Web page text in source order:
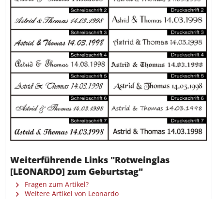
Weiterführende Links "Rotweinglas
[LEONARDO] zum Geburtstag"
Fragen zum Artikel?
Weitere Artikel von Leonardo